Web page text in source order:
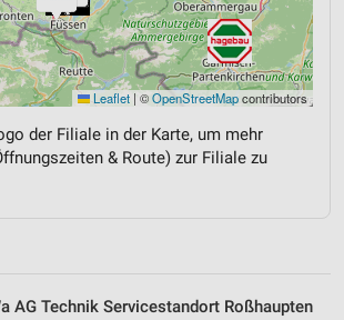
Leaflet | ©OpenStreetMapcontributors
der Filiale in der Karte, um mehr
& Route) zur Filiale zu
AG Technik Servicestandort Roßhaupten